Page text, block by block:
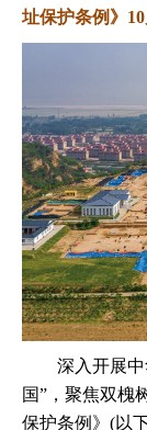
址保护条例》
深入开展中
国”，聚焦双槐
保护条例》(以